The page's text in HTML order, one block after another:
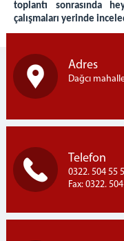
toplantı sonrasında
çalışmaları yerinde
Adres
Dağcı
Telefon
0322. 504 55
Fax: 0322.